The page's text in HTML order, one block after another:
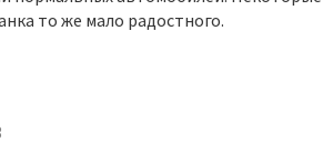
то же мало радостного.